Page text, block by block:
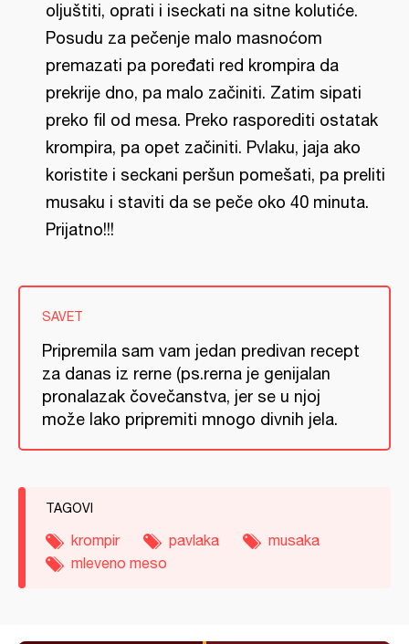
oljuštiti, oprati i iseckati na sitne kolutiće.
Posudu za pečenje malo masnoćom
premazati pa poređati red krompira da
prekrije dno, pa malo začiniti. Zatim sipati
preko fil od mesa. Preko rasporediti ostatak
krompira, pa opet začiniti. Pvlaku, jaja ako
koristite i seckani peršun pomešati, pa preliti
musaku i staviti da se peče oko 40 minuta.
Prijatno!!!
SAVET
Pripremila sam vam jedan predivan recept
za danas iz rerne (ps.rerna je genijalan
pronalazak čovečanstva, jer se u njoj
može lako pripremiti mnogo divnih jela.
TAGOVI
krompir pavlaka
musaka
mleveno meso